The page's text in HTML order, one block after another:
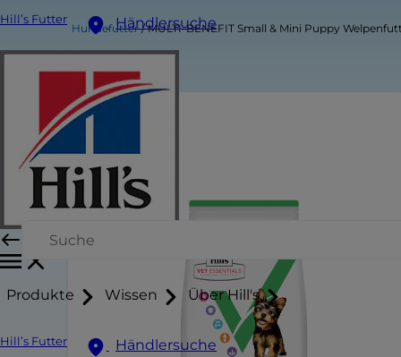
Hill’s Futter Händlersuche
Produkte Wissen Über Hill's
Hill’s Futter Händlersuche
Hundefutter MULTI-BENEFIT Small & Mini Puppy